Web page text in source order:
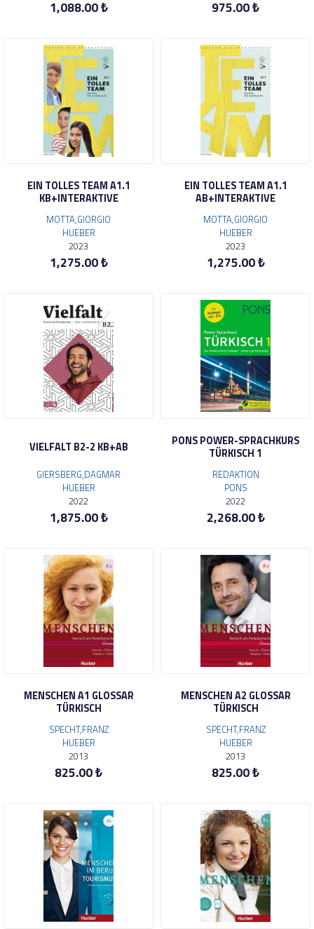
1,088.00 ₺ 975.00 ₺
EIN TOLLES TEAM A1.1
KB+INTERAKTIVE
MOTTA,GIORGIO
HUEBER
2023
1,275.00 ₺
EIN TOLLES TEAM A1.1
AB+INTERAKTIVE
MOTTA,GIORGIO
HUEBER
2023
1,275.00 ₺
VIELFALT B2-2 KB+AB
GIERSBERG,DAGMAR
HUEBER
2022
1,875.00 ₺
PONS POWER-SPRACHKURS
TÜRKISCH 1
REDAKTION
PONS
2022
2,268.00 ₺
MENSCHEN A1 GLOSSAR
TÜRKISCH
SPECHT,FRANZ
HUEBER
2013
825.00 ₺
MENSCHEN A2 GLOSSAR
TÜRKISCH
SPECHT,FRANZ
HUEBER
2013
825.00 ₺